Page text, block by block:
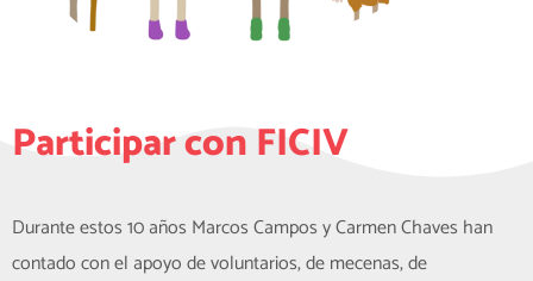
Participar con FICIV
Durante estos 10 años Marcos Campos y Carmen Chaves han
contado con el apoyo de voluntarios, de mecenas, de